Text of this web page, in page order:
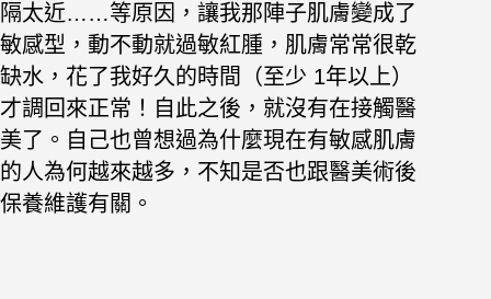
隔太近……等原因，讓我那陣子肌膚變成了
敏感型，動不動就過敏紅腫，肌膚常常很乾
缺水，花了我好久的時間（至少 1年以上）
才調回來正常！自此之後，就沒有在接觸醫
美了。自己也曾想過為什麼現在有敏感肌膚
的人為何越來越多，不知是否也跟醫美術後
保養維護有關。